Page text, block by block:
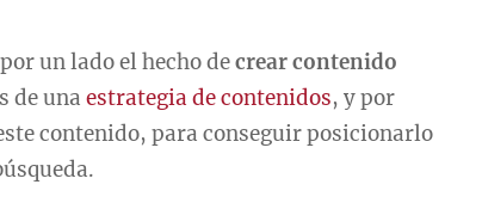
un lado el hecho decrear contenido
de una estrategia de contenidos, y por
contenido, para conseguir posicionarlo